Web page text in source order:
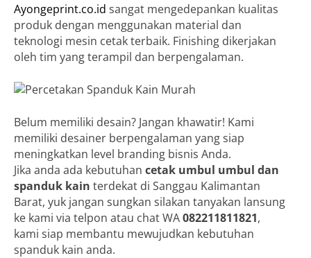
Ayongeprint.co.id sangat mengedepankan kualitas
produk dengan menggunakan material dan
teknologi mesin cetak terbaik. Finishing dikerjakan
oleh tim yang terampil dan berpengalaman.
Belum memiliki desain? Jangan khawatir! Kami
memiliki desainer berpengalaman yang siap
meningkatkan level branding bisnis Anda.
Jika anda ada kebutuhan cetak umbul umbul dan
spanduk kain terdekat di Sanggau Kalimantan
Barat, yuk jangan sungkan silakan tanyakan lansung
ke kami via telpon atau chat WA082211811821,
kami siap membantu mewujudkan kebutuhan
spanduk kain anda.